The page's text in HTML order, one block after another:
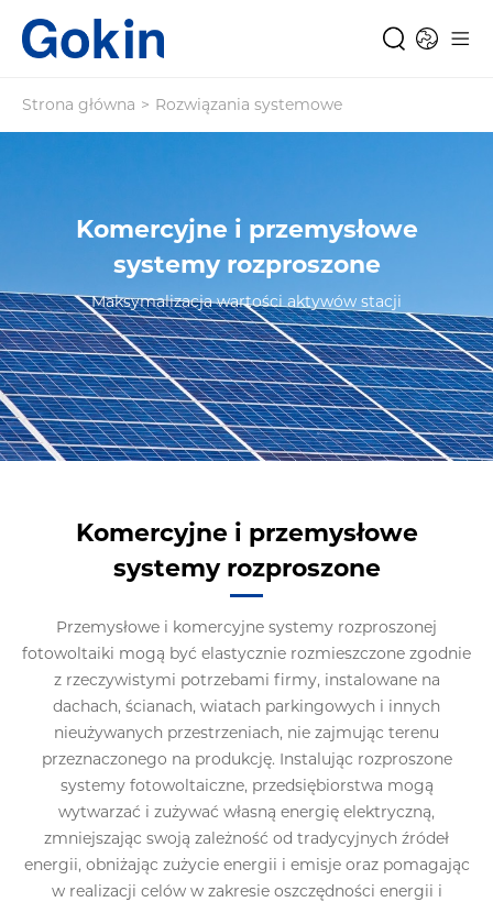
Strona główna > Rozwiązania systemowe
Komercyjne i przemysłowe
systemy rozproszone
Maksymalizacja wartości aktywów stacji
Komercyjne i przemysłowe
systemy rozproszone
Przemysłowe i komercyjne systemy rozproszonej
fotowoltaiki mogą być elastycznie rozmieszczone zgodnie
z rzeczywistymi potrzebami firmy, instalowane na
dachach, ścianach, wiatach parkingowych i innych
nieużywanych przestrzeniach, nie zajmując terenu
przeznaczonego na produkcję. Instalując rozproszone
systemy fotowoltaiczne, przedsiębiorstwa mogą
wytwarzać i zużywać własną energię elektryczną,
zmniejszając swoją zależność od tradycyjnych źródeł
energii, obniżając zużycie energii i emisje oraz pomagając
w realizacji celów w zakresie oszczędności energii i